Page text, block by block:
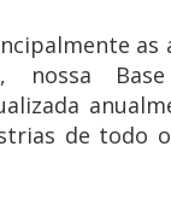
as
nossa
de todo